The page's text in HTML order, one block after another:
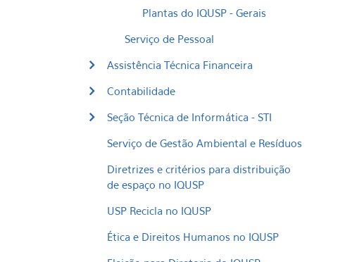
Plantas do IQUSP - Gerais
Serviço de Pessoal
Assistência Técnica Financeira
Contabilidade
Seção Técnica de Informática - STI
Serviço de Gestão Ambiental e Resíduos
Diretrizes e critérios para distribuição
de espaço no IQUSP
USP Recicla no IQUSP
Ética e Direitos Humanos no IQUSP